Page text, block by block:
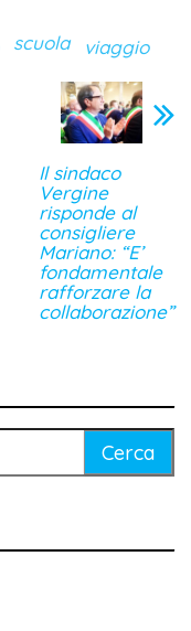
scuola viaggio
Il sindaco
Vergine
risponde al
consigliere
Mariano: “E’
fondamentale
rafforzare la
collaborazione”